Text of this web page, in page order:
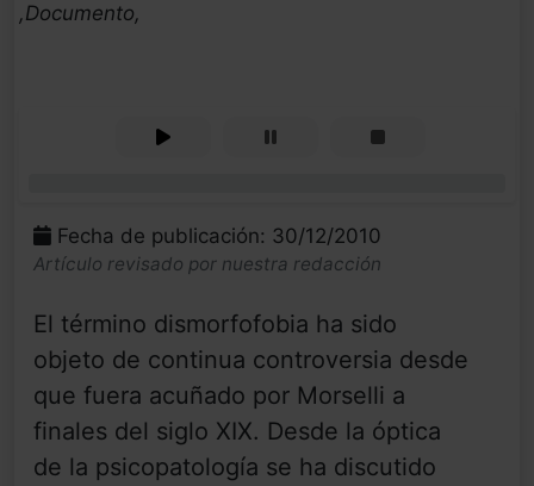
,Documento,
Fecha de publicación: 30/12/2010
Artículo revisado por nuestra redacción
El término dismorfofobia ha sido
objeto de continua controversia desde
que fuera acuñado por Morselli a
finales del siglo XIX. Desde la óptica
de la psicopatología se ha discutido